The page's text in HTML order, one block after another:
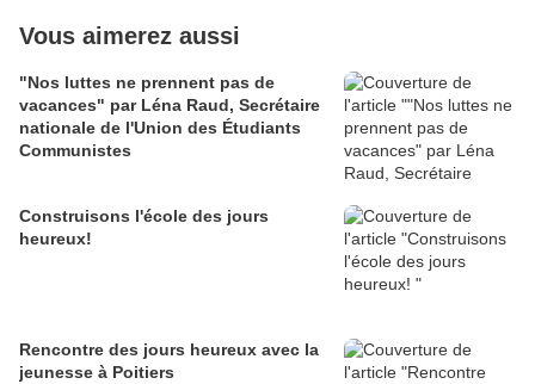
Vous aimerez aussi
"Nos luttes ne prennent pas de
vacances" par Léna Raud, Secrétaire
nationale de l'Union des Étudiants
Communistes
Construisons l'école des jours
heureux!
Rencontre des jours heureux avec la
jeunesse à Poitiers